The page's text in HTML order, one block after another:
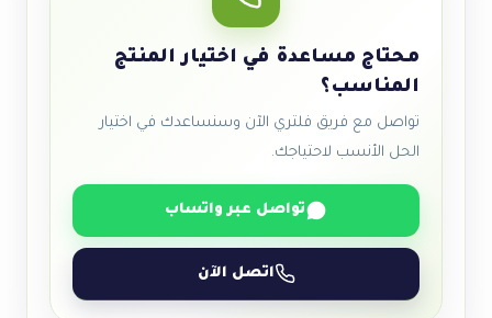
محتاج مساعدة في اختيار المنتج
المناسب؟
تواصل مع فريق فلتري الآن وسنساعدك في اختيار
الحل الأنسب لاحتياجك.
تواصل عبر واتساب
اتصل الآن